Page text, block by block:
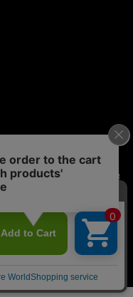
その他の国で登録され
RICHはApple Inc.と提携